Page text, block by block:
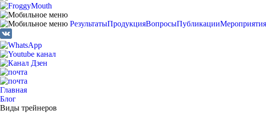
РезультатыПродукцияВопросыПубликацииМероприятия
Главная
Блог
Виды трейнеров